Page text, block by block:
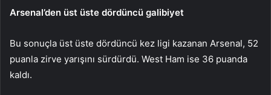
Arsenal’den üst üste dördüncü galibiyet
Bu sonuçla üst üste dördüncü kez ligi kazanan Arsenal, 52
puanla zirve yarışını sürdürdü. West Ham ise 36 puanda
kaldı.